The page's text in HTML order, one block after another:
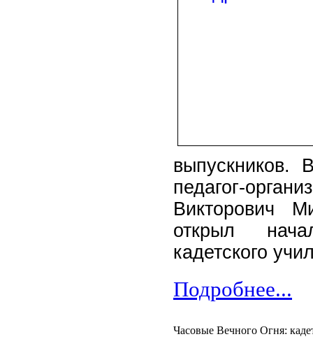
выпускников.
педагог-
Викторович
открыл
кадетского
Подробнее...
Часовые Вечного Огня: